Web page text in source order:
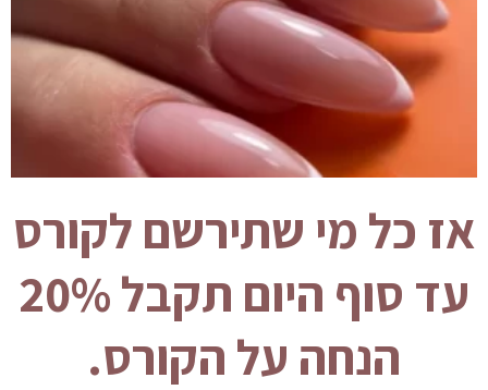
אז כל מי שתירשם לקורס
עד סוף היום תקבל 20%
הנחה על הקורס.